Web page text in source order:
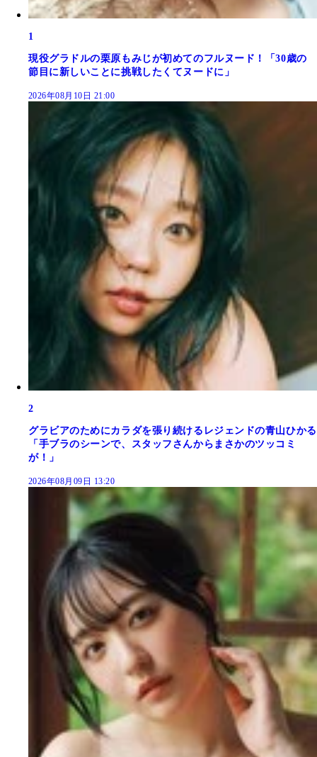
1
現役グラドルの栗原もみじが初めてのフルヌード！「30歳の
節目に新しいことに挑戦したくてヌードに」
2026年08月10日 21:00
2
グラビアのためにカラダを張り続けるレジェンドの青山ひかる
「手ブラのシーンで、スタッフさんからまさかのツッコミ
が！」
2026年08月09日 13:20